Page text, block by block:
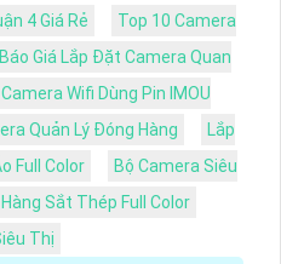
4 Giá Rẻ
Top 10 Camera
Báo Giá Lắp Đặt Camera Quan
Wifi Dùng Pin IMOU
Quản Lý Đóng Hàng
Lắp
Full Color
Bộ Camera Siêu
Sắt Thép Full Color
Thị